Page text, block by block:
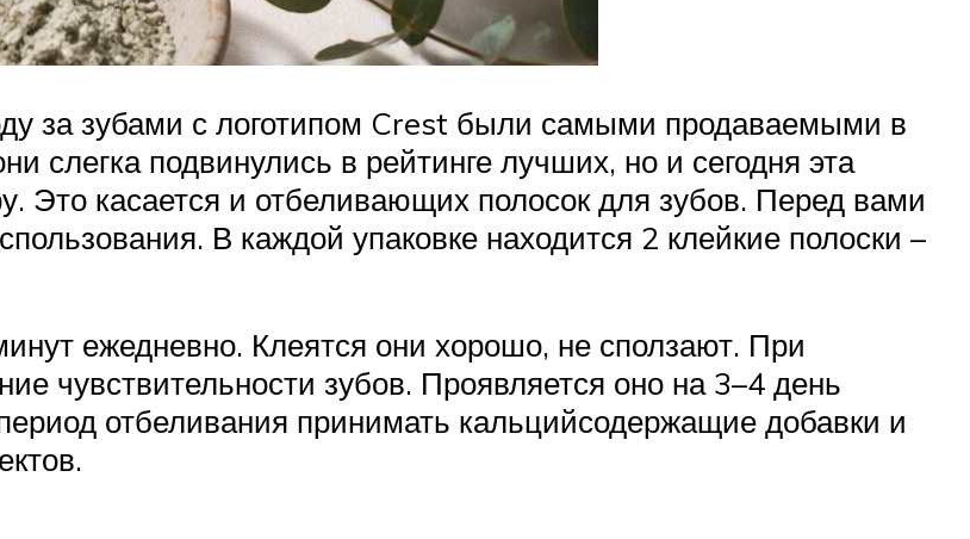
за зубами с логотипом Crest были самыми продаваемыми в
слегка подвинулись в рейтинге лучших, но и сегодня эта
Это касается и отбеливающих полосок для зубов. Перед вами
В каждой упаковке находится 2 клейкие полоски –
ежедневно. Клеятся они хорошо, не сползают. При
чувствительности зубов. Проявляется оно на 3–4 день
отбеливания принимать кальцийсодержащие добавки и